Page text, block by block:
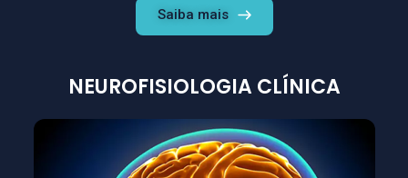
Saiba mais
NEUROFISIOLOGIA CLÍNICA